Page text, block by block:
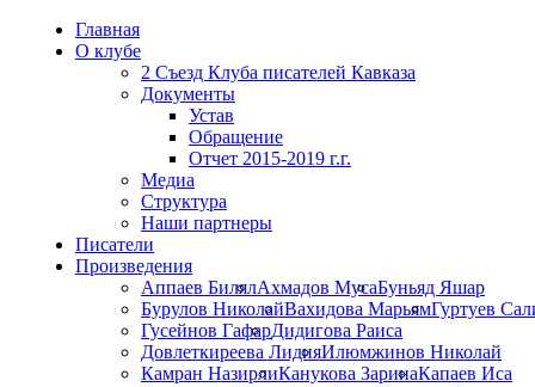
Главная
О клубе
2 Съезд Клуба писателей Кавказа
Документы
Устав
Обращение
Отчет 2015-2019 г.г.
Медиа
Структура
Наши партнеры
Писатели
Произведения
Аппаев БилялАхмадов МусаБуньяд Яшар
Бурулов НиколайВахидова МарьямГуртуев
Гусейнов ГафарДидигова Раиса
Довлеткиреева ЛидияИлюмжинов Николай
Камран НазирлиКанукова ЗаринаКапаев Иса